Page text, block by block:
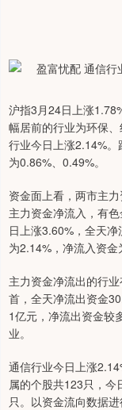
沪指3月24日上涨
幅居前的行业为环保
行业今日上涨2.14%
为0.86%、0.49%。
资金面上看，两市主
主力资金净流入，有
日上涨3.60%，全天
为2.14%，净流入资金
主力资金净流出的行
首，全天净流出资金
1亿元，净流出资金较
业。
通信行业今日上涨
属的个股共123只，
只。以资金流向数据